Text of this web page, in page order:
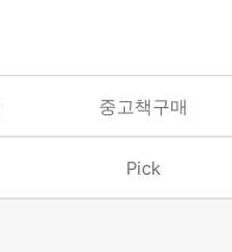
중고책구매
Pick